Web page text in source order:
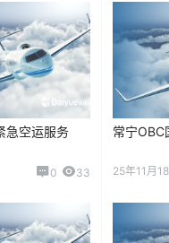
急空运服务
0 33
常宁OBC
25年11月